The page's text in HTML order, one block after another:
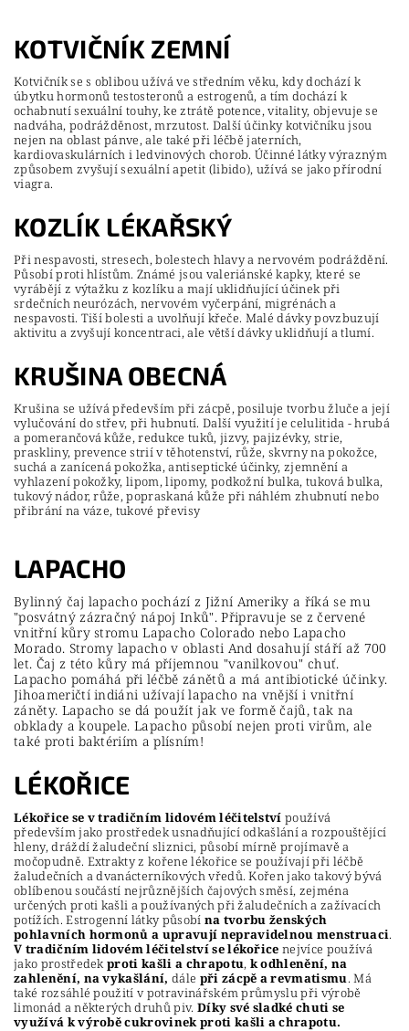
KOTVIČNÍK ZEMNÍ
Kotvičník se s oblibou užívá ve středním věku, kdy dochází k
úbytku hormonů testosteronů a estrogenů, a tím dochází k
ochabnutí sexuální touhy, ke ztrátě potence, vitality, objevuje se
nadváha, podrážděnost, mrzutost. Další účinky kotvičníku jsou
nejen na oblast pánve, ale také při léčbě jaterních,
kardiovaskulárních i ledvinových chorob. Účinné látky výrazným
způsobem zvyšují sexuální apetit (libido), užívá se jako přírodní
viagra.
KOZLÍK LÉKAŘSKÝ
Při nespavosti, stresech, bolestech hlavy a nervovém podráždění.
Působí proti hlístům. Známé jsou valeriánské kapky, které se
vyrábějí z výtažku z kozlíku a mají uklidňující účinek při
srdečních neurózách, nervovém vyčerpání, migrénách a
nespavosti. Tiší bolesti a uvolňují křeče. Malé dávky povzbuzují
aktivitu a zvyšují koncentraci, ale větší dávky uklidňují a tlumí.
KRUŠINA OBECNÁ
Krušina se užívá především při zácpě, posiluje tvorbu žluče a její
vylučování do střev, při hubnutí. Další využití je celulitida - hrubá
a pomerančová kůže, redukce tuků, jizvy, pajizévky, strie,
praskliny, prevence strií v těhotenství, růže, skvrny na pokožce,
suchá a zanícená pokožka, antiseptické účinky, zjemnění a
vyhlazení pokožky, lipom, lipomy, podkožní bulka, tuková bulka,
tukový nádor, růže, popraskaná kůže při náhlém zhubnutí nebo
přibrání na váze, tukové převisy
LAPACHO
Bylinný čaj lapacho pochází z Jižní Ameriky a říká se mu
"posvátný zázračný nápoj Inků". Připravuje se z červené
vnitřní kůry stromu Lapacho Colorado nebo Lapacho
Morado. Stromy lapacho v oblasti And dosahují stáří až 700
let. Čaj z této kůry má příjemnou "vanilkovou" chuť.
Lapacho pomáhá při léčbě zánětů a má antibiotické účinky.
Jihoameričtí indiáni užívají lapacho na vnější i vnitřní
záněty. Lapacho se dá použít jak ve formě čajů, tak na
obklady a koupele. Lapacho působí nejen proti virům, ale
také proti baktériím a plísním!
LÉKOŘICE
Lékořice se v tradičním lidovém léčitelstvípoužívá
především jako prostředek usnadňující odkašlání a rozpouštějící
hleny, dráždí žaludeční sliznici, působí mírně projímavě a
močopudně. Extrakty z kořene lékořice se používají při léčbě
žaludečních a dvanácterníkových vředů. Kořen jako takový bývá
oblíbenou součástí nejrůznějších čajových směsí, zejména
určených proti kašli a používaných při žaludečních a zažívacích
potížích. Estrogenní látky působí na tvorbu ženských
pohlavních hormonů a upravují nepravidelnou menstruaci.
V tradičním lidovém léčitelství se lékořicenejvíce používá
jako prostředekproti kašli a chrapotu, k odhlenění, na
zahlenění, na vykašlání, dále při zácpě a revmatismu. Má
také rozsáhlé použití v potravinářském průmyslu při výrobě
limonád a některých druhů piv. Díky své sladké chuti se
využívá k výrobě cukrovinek proti kašli a chrapotu.